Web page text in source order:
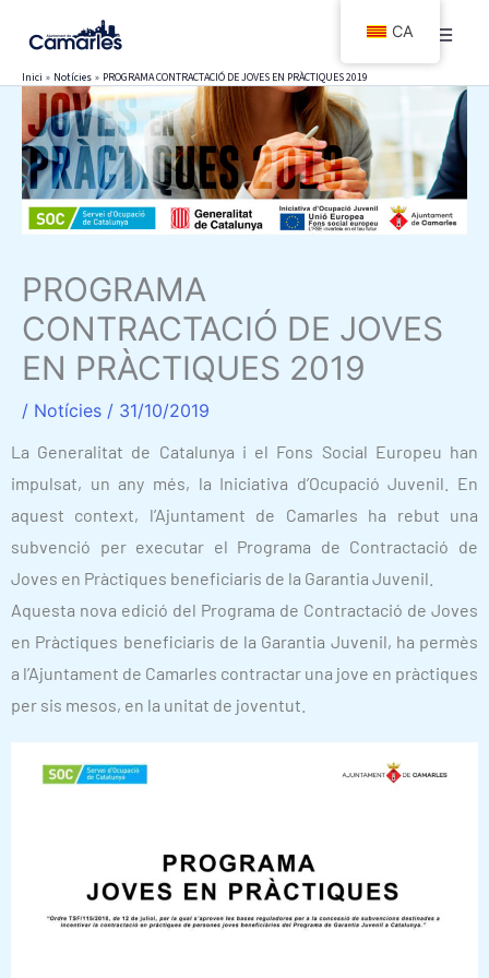
contingut
Inici Notícies PROGRAMA CONTRACTACIÓ DE JOVES EN PRÀCTIQUES 2019
PROGRAMA
CONTRACTACIÓ DE JOVES
EN PRÀCTIQUES 2019
/ Notícies / 31/10/2019
La Generalitat de Catalunya i el Fons Social Europeu han
impulsat, un any més, la Iniciativa d’Ocupació Juvenil. En
aquest context, l’Ajuntament de Camarles ha rebut una
subvenció per executar el Programa de Contractació de
Joves en Pràctiques beneficiaris de la Garantia Juvenil.
Aquesta nova edició del Programa de Contractació de Joves
en Pràctiques beneficiaris de la Garantia Juvenil, ha permès
a l’Ajuntament de Camarles contractar una jove en pràctiques
per sis mesos, en la unitat de joventut.
CA